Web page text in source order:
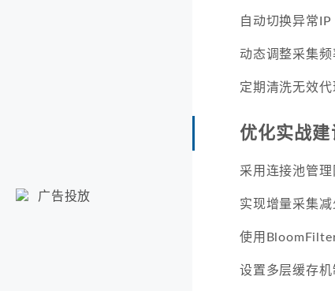
广告投放
自动切换异常IP
动态调整采集频
定期清洗无效代
优化实战建
采用连接池管理
实现增量采集
使用
设置多层缓存机